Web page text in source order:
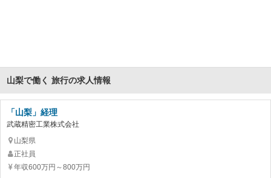
山梨で働く 旅行の求人情報
「山梨」経理
武蔵精密工業株式会社
山梨県
正社員
年収600万円～800万円